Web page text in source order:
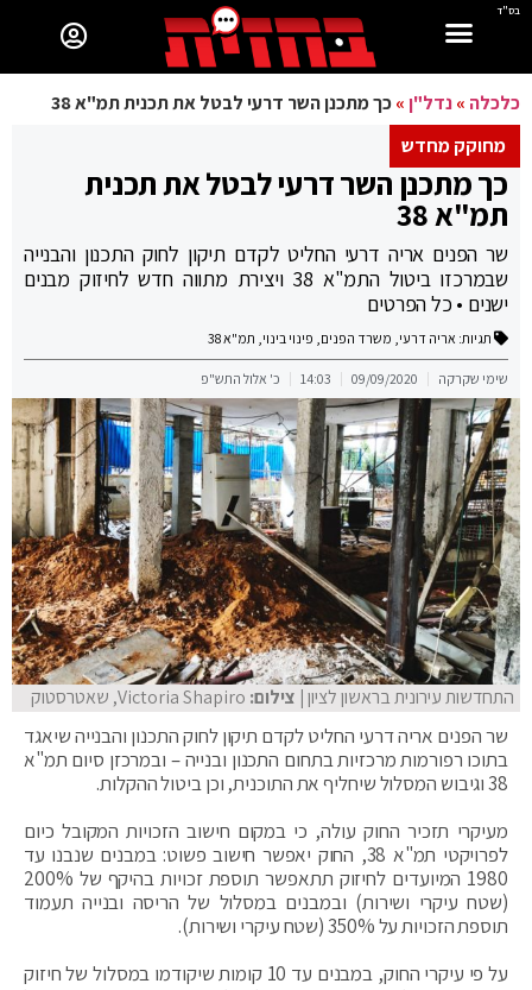
בס"ד
כלכלה »נדל"ן»כך מתכנן השר דרעי לבטל את תכנית תמ"א 38
מחוקק מחדש
כך מתכנן השר דרעי לבטל את תכנית
תמ"א 38
שר הפנים אריה דרעי החליט לקדם תיקון לחוק התכנון והבנייה
שבמרכזו ביטול התמ"א 38 ויצירת מתווה חדש לחיזוק מבנים
ישנים • כל הפרטים
תגיות: אריה דרעי, משרד הפנים, פינוי בינוי, תמ"א 38
שימי שקרקה 09/09/2020
14:03 כ' אלול התש"פ
התחדשות עירונית בראשון לציון| צילום: Victoria Shapiro, שאטרסטוק
שר הפנים אריה דרעי החליט לקדם תיקון לחוק התכנון והבנייה שיאגד
בתוכו רפורמות מרכזיות בתחום התכנון ובנייה – ובמרכזן סיום תמ"א
38 וגיבוש המסלול שיחליף את התוכנית, וכן ביטול ההקלות.
מעיקרי תזכיר החוק עולה, כי במקום חישוב הזכויות המקובל כיום
לפרויקטי תמ"א 38, החוק יאפשר חישוב פשוט: במבנים שנבנו עד
1980 המיועדים לחיזוק תתאפשר תוספת זכויות בהיקף של 200%
(שטח עיקרי ושירות) ובמבנים במסלול של הריסה ובנייה תעמוד
תוספת הזכויות על 350% (שטח עיקרי ושירות).
על פי עיקרי החוק, במבנים עד 10 קומות שיקודמו במסלול של חיזוק